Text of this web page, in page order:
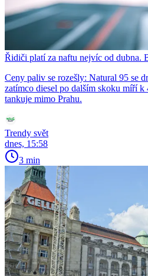
Řidiči platí za naftu nejvíc od dubna.
Ceny paliv se rozešly: Natural 95 se
zatímco diesel po dalším skoku míří
tankuje mimo Prahu.
Trendy svět
dnes, 15:58
3 min